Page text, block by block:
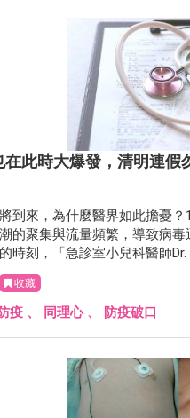
此時大爆發，清明連假
到來，為什麼醫界如此擔憂
的聚集與流量頻繁，導致病
時刻，「急診室小兒科醫師
收藏
疫 、 同理心、 防疫破口